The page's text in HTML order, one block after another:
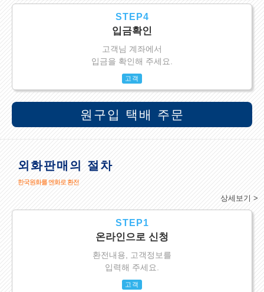
STEP4
입금확인
고객님 계좌에서
입금을 확인해 주세요.
고객
원구입 택배 주문
외화판매의 절차
한국원화를 엔화로 환전
상세보기 >
STEP1
온라인으로 신청
환전내용, 고객정보를
입력해 주세요.
고객